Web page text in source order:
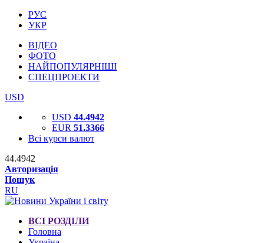
РУС
УКР
ВІДЕО
ФОТО
НАЙПОПУЛЯРНІШІ
СПЕЦПРОЕКТИ
USD
USD 44.4942
EUR 51.3366
Всі курси валют
44.4942
Авторизація
Пошук
RU
ВСІ РОЗДІЛИ
Головна